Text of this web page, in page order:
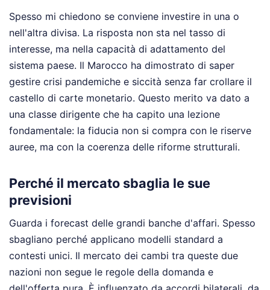
Spesso mi chiedono se conviene investire in una o
nell'altra divisa. La risposta non sta nel tasso di
interesse, ma nella capacità di adattamento del
sistema paese. Il Marocco ha dimostrato di saper
gestire crisi pandemiche e siccità senza far crollare il
castello di carte monetario. Questo merito va dato a
una classe dirigente che ha capito una lezione
fondamentale: la fiducia non si compra con le riserve
auree, ma con la coerenza delle riforme strutturali.
Perché il mercato sbaglia le sue
previsioni
Guarda i forecast delle grandi banche d'affari. Spesso
sbagliano perché applicano modelli standard a
contesti unici. Il mercato dei cambi tra queste due
nazioni non segue le regole della domanda e